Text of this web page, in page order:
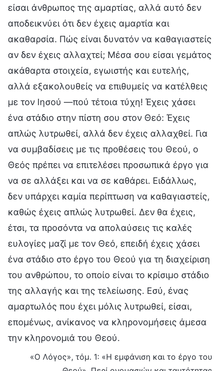
είσαι άνθρωπος της αμαρτίας, αλλά αυτό δεν
αποδεικνύει ότι δεν έχεις αμαρτία και
ακαθαρσία. Πώς είναι δυνατόν να καθαγιαστείς
αν δεν έχεις αλλαχτεί; Μέσα σου είσαι γεμάτος
ακάθαρτα στοιχεία, εγωιστής και ευτελής,
αλλά εξακολουθείς να επιθυμείς να κατέλθεις
με τον Ιησού —πού τέτοια τύχη! Έχεις χάσει
ένα στάδιο στην πίστη σου στον Θεό: Έχεις
απλώς λυτρωθεί, αλλά δεν έχεις αλλαχθεί. Για
να συμβαδίσεις με τις προθέσεις του Θεού, ο
Θεός πρέπει να επιτελέσει προσωπικά έργο για
να σε αλλάξει και να σε καθάρει. Ειδάλλως,
δεν υπάρχει καμία περίπτωση να καθαγιαστείς,
καθώς έχεις απλώς λυτρωθεί. Δεν θα έχεις,
έτσι, τα προσόντα να απολαύσεις τις καλές
ευλογίες μαζί με τον Θεό, επειδή έχεις χάσει
ένα στάδιο στο έργο του Θεού για τη διαχείριση
του ανθρώπου, το οποίο είναι το κρίσιμο στάδιο
της αλλαγής και της τελείωσης. Εσύ, ένας
αμαρτωλός που έχει μόλις λυτρωθεί, είσαι,
επομένως, ανίκανος να κληρονομήσεις άμεσα
την κληρονομιά του Θεού.
«Ο Λόγος», τόμ. 1: «Η εμφάνιση και το έργο του